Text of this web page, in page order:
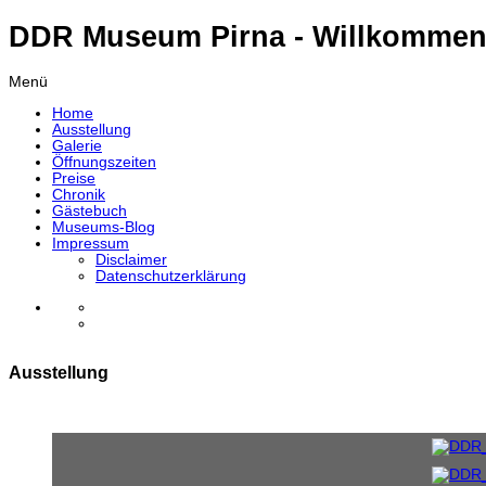
DDR Museum Pirna -
Menü
Home
Ausstellung
Galerie
Öffnungszeiten
Preise
Chronik
Gästebuch
Museums-Blog
Impressum
Disclaimer
Datenschutzerklärung
Ausstellung